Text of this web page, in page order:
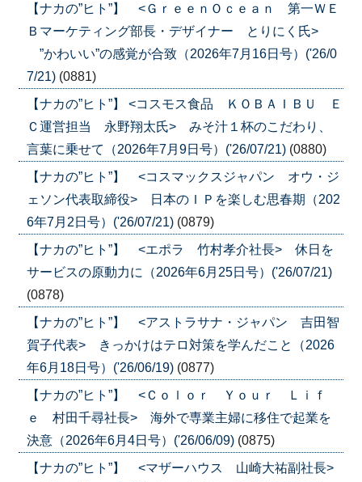
【ナカの”ヒト”】 <ＧｒｅｅｎＯｃｅａｎ 第一ＷＥ
Ｂマーケティング部長・デザイナー とりにく氏>
”かわいい”の感覚が合致（2026年7月16日号）('26/0
7/21) (0881)
【ナカの”ヒト”】 <コスモス食品 ＫＯＢＡＩＢＵ Ｅ
Ｃ運営担当 永野翔太氏> みそ汁１杯のこだわり、
言葉に乗せて（2026年7月9日号）('26/07/21) (0880)
【ナカの”ヒト”】 <コスマックスジャパン オウ・ジ
ェソン代表取締役> 日本のＩＰを楽しむ思春期（202
6年7月2日号）('26/07/21) (0879)
【ナカの”ヒト”】 <エポラ 竹村孝介社長> 休日を
サービスの原動力に（2026年6月25日号）('26/07/21)
(0878)
【ナカの”ヒト”】 <アストラサナ・ジャパン 吉田智
賀子代表> きっかけはテロ対策を学んだこと（2026
年6月18日号）('26/06/19) (0877)
【ナカの”ヒト”】 <Ｃｏｌｏｒ Ｙｏｕｒ Ｌｉｆ
ｅ 村田千尋社長> 海外で専業主婦に移住で起業を
決意（2026年6月4日号）('26/06/09) (0875)
【ナカの”ヒト”】 <マザーハウス 山崎大祐副社長>